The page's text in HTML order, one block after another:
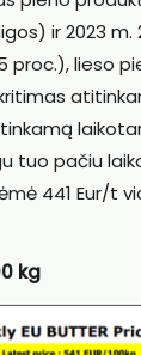
ir 2023
proc.), lieso
tuo pačiu
441 Eur/t
kg